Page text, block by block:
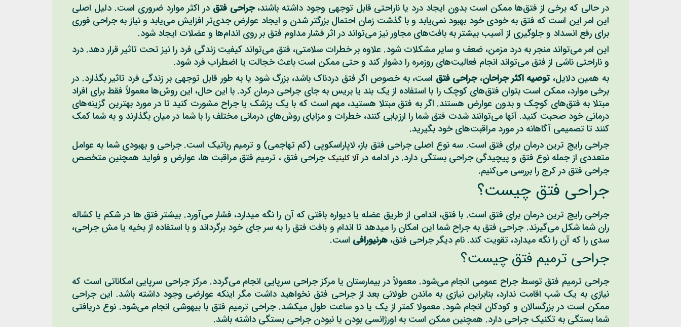
در حالی که برخی از فتق‌ها ممکن است بدون ایجاد درد یا ناراحتی قابل توجهی وجود داشته باشند،جراحی فتق در اکثر موارد ضروری است. دلیل اصلی
این امر این است که فتق به خودی خود بهبود نمی‌یابد و با گذشت زمان احتمال بزرگتر شدن و ایجاد عوارض جدی‌تر افزایش می‌یابد و نیاز به جراحی فوری
برای رفع انسداد و جلوگیری از آسیب بیشتر به بافت‌های مجاور نیز می‌تواند در اثر فشار مداوم فتق بر روی اندام‌ها و عضلات ایجاد شود.
این امر می‌تواند منجر به درد مزمن، ضعف و سایر مشکلات شود. علاوه بر خطرات سلامتی، فتق می‌تواند کیفیت زندگی فرد را نیز تحت تاثیر قرار دهد. درد
و ناراحتی ناشی از فتق می‌تواند انجام فعالیت‌های روزمره را دشوار کند و حتی ممکن است باعث خجالت یا اضطراب فرد شود.
به همین دلایل، توصیه اکثر جراحان،جراحی فتق است، به خصوص اگر فتق دردناک باشد، بزرگ شود یا به طور قابل توجهی بر زندگی فرد تاثیر بگذارد. در
برخی موارد، ممکن است بتوان فتق‌های کوچک را با استفاده از یک بند یا بریس به جای جراحی درمان کرد. با این حال، این روش‌ها معمولاً فقط برای افراد
مبتلا به فتق‌های کوچک و بدون عوارض هستند. اگر به فتق مبتلا هستید، مهم است که با یک پزشک یا جراح مشورت کنید تا در مورد بهترین گزینه‌های
درمانی خود صحبت کنید. آنها می‌توانند شدت فتق شما را ارزیابی کنند، خطرات و مزایای روش‌های درمانی مختلف را با شما در میان بگذارند و به شما کمک
کنند تا تصمیمی آگاهانه در مورد مراقبت‌های خود بگیرید.
جراحی رایج ترین درمان برای فتق است. سه نوع اصلی جراحی فتق باز، لاپاراسکوپی (کم تهاجمی) و ترمیم رباتیک است. جراحی و بهبودی شما به عوامل
متعددی از جمله نوع فتق و پیچیدگی جراحی بستگی دارد. در ادامه در آلا کلینیک جراحی فتق ، ترمیم فتق مراقبت ها، عوارض و فواید همچنین متخصص
جراحی فتق در کرج را بررسی می‌کنیم.
جراحی فتق چیست؟
جراحی رایج ترین درمان برای فتق است. با فتق، اندامی از طریق عضله یا دیواره بافتی که آن را نگه میدارد، فشار می‌آورد. بیشتر فتق ها در شکم یا کشاله
ران شما شکل می‌گیرند. جراحی فتق به جراح شما این امکان را میدهد تا اندام و بافت فتق را به سر جای خود برگرداند و با استفاده از بخیه یا مش جراحی،
سدی را که آن را نگه میدارد، تقویت کند. نام دیگر جراحی فتق، هرنیورافی است.
جراحی ترمیم فتق چیست؟
جراحی ترمیم فتق توسط جراح عمومی انجام می‌شود. معمولاً در بیمارستان یا مرکز جراحی سرپایی انجام می‌گردد. مرکز جراحی سرپایی امکاناتی است که
نیازی به یک شب اقامت ندارد، بنابراین نیازی به ماندن طولانی بعد از جراحی فتق نخواهید داشت مگر اینکه عوارضی وجود داشته باشد. این جراحی
ممکن است در بزرگسالان و کودکان انجام شود. معمولا کمتر از یک یا دو ساعت طول میکشد. جراحی ترمیم فتق با بیهوشی انجام می‌شود. نوع دریافتی
شما بستگی به تکنیک جراحی دارد. همچنین ممکن است به اورژانسی بودن یا نبودن جراحی بستگی داشته باشد.